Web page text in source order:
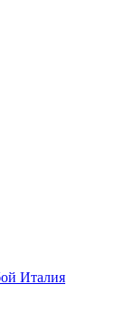
Италия